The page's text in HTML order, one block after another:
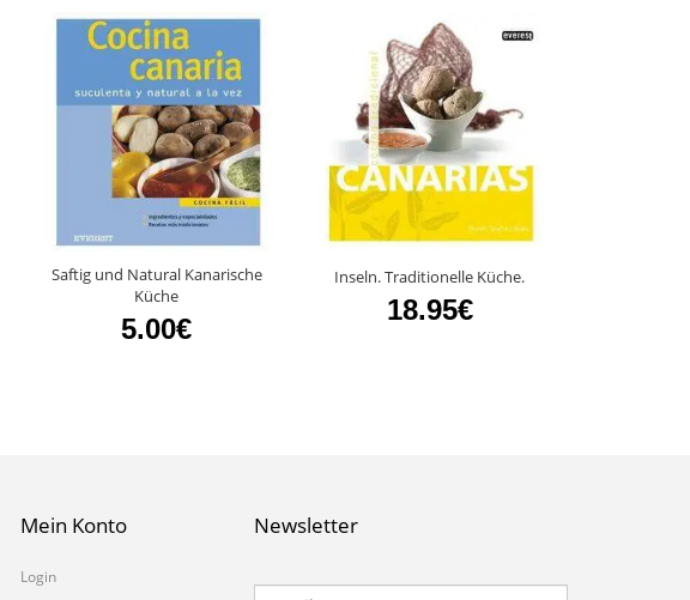
Saftig und Natural Kanarische
Küche
5.00€
Inseln. Traditionelle Küche.
18.95€
Mein Konto
Login
Newsletter